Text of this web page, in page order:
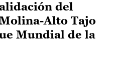
del
Alto Tajo
Mundial de la